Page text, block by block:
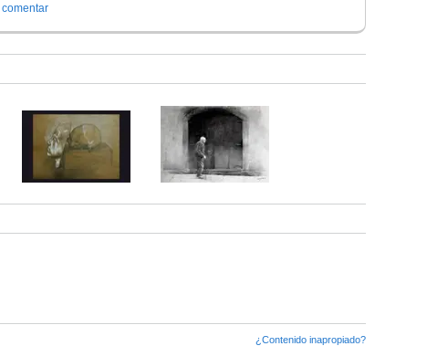
comentar
¿Contenido inapropiado?